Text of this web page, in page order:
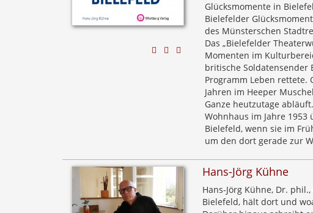
Glücksmomente in
Bielefelder
des Münsterschen
Das „Bielefelder
Momenten im
britische Soldatensender
Programm Leben rettete.
Jahren im Heeper
Ganze heutzutage
Wohnhaus im Jahre
Bielefeld, wenn sie im
um den dort gerade zur
Hans-Jörg Kühne
Hans-Jörg Kühne, Dr.
Bielefeld, hält dort und